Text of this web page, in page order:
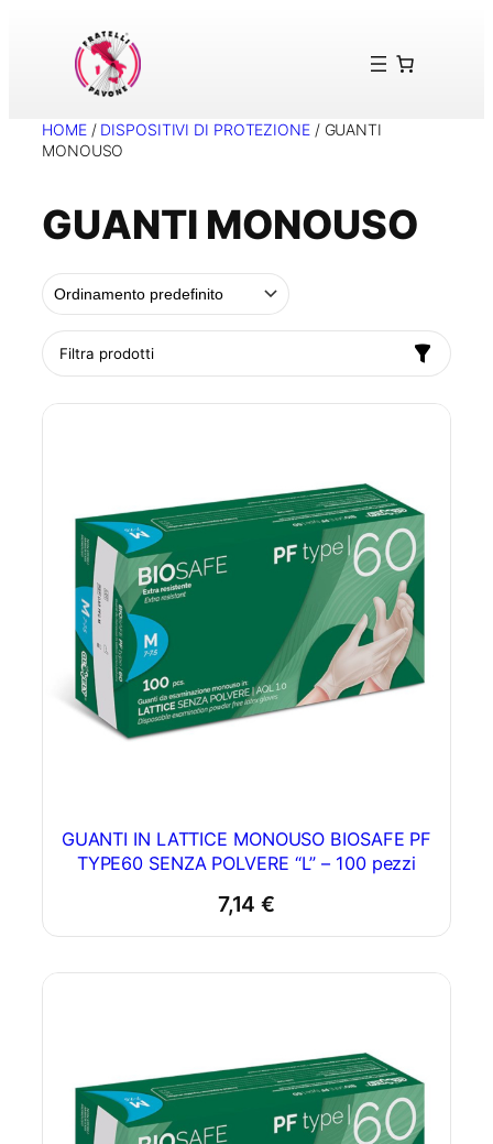
contenuto
HOME/ DISPOSITIVI DI PROTEZIONE/ GUANTI
MONOUSO
GUANTI MONOUSO
Filtra prodotti
GUANTI IN LATTICE MONOUSO BIOSAFE PF
TYPE60 SENZA POLVERE “L” – 100 pezzi
7,14€